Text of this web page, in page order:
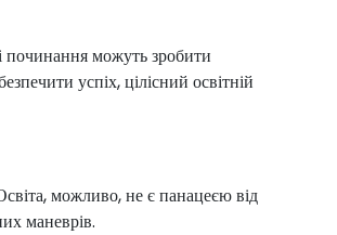
починання можуть зробити
успіх, цілісний освітній
можливо, не є панацеєю від
маневрів.